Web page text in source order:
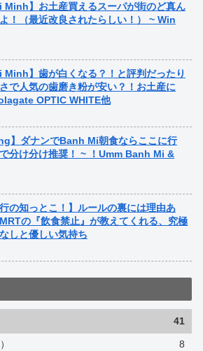
Minh】お土産買えるスーパが街のど真ん
！（最近改良されたらしい！） ~ Win
Minh】歯が白くなる？！と評判だったり
で人気の歯磨き粉が安い？！お土産に
OPTIC WHITE他
】ダナンでBanh Mi朝食ならここに行
分け分け推奨！ ~ ！Umm Banh Mi &
行の知っとこ！】ルールの裏には理由あ
の『飲食禁止』が教えてくれる、究極
しと優しい気持ち
41
8